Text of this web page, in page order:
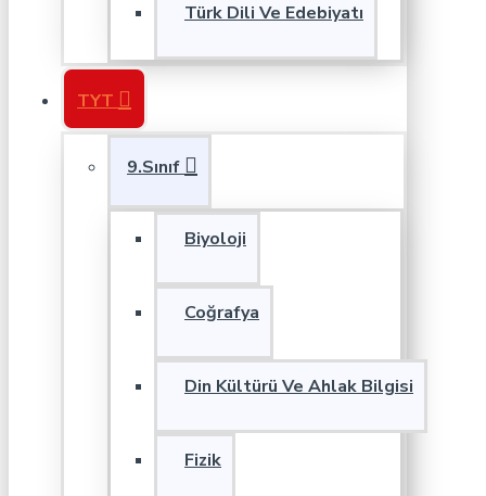
Türk Dili Ve Edebiyatı
TYT
9.Sınıf
Biyoloji
Coğrafya
Din Kültürü Ve Ahlak Bilgisi
Fizik